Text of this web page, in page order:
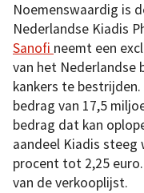
Noemenswaardig is
Nederlandse Kiadis
Sanofi neemt een
van het Nederlandse
kankers te
bedrag van 17,5
bedrag dat kan
aandeel Kiadis
procent tot 2,25
van de verkooplijst.